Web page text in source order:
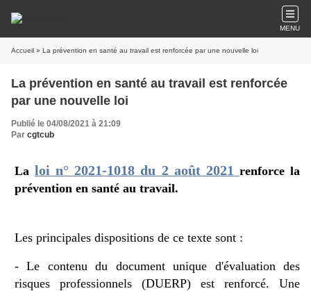
MENU
Accueil » La prévention en santé au travail est renforcée par une nouvelle loi
La prévention en santé au travail est renforcée
par une nouvelle loi
Publié le 04/08/2021 à 21:09
Par cgtcub
Laloi n° 2021-1018 du 2 août 2021 renforce la
prévention en santé au travail.
Les principales dispositions de ce texte sont :
- Le contenu du document unique d'évaluation des
risques professionnels (DUERP) est renforcé. Une